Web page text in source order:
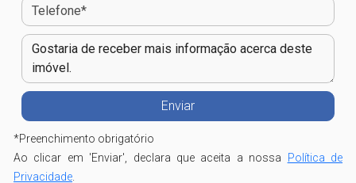
*Preenchimento obrigatório
Ao clicar em 'Enviar', declara que aceita a nossa Política de
Privacidade